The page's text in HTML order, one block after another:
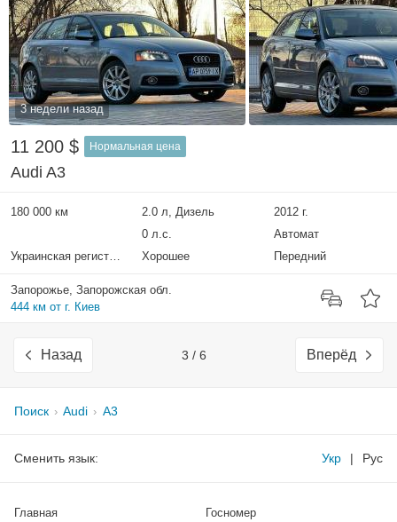
3 недели назад
11 200 $ Нормальная цена
Audi A3
180 000 км 2.0 л, Дизель
2012 г.
0 л.с.
Автомат
Украинская регистрация
Хорошее Передний
Запорожье, Запорожская обл.
444 км от г. Киев
Назад 3 / 6 Вперёд
Поиск Audi A3
Сменить язык: Укр | Рус
Главная Госномер